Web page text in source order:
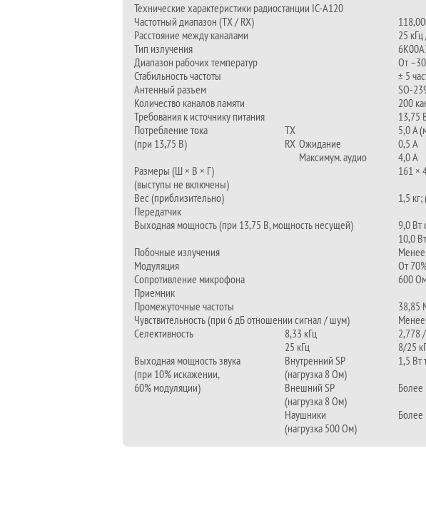
Технические характеристики радиостанции IC-A120
Частотный диапазон (TX / RX)
Расстояние между каналами
25
Тип излучения
Диапазон рабочих температур
От –30
Стабильность частоты
± 5
Антенный разъем
SO-
Количество каналов памяти
200
Требования к источнику питания
13,75
Потребление тока
(при 13,75 В)
TX
5,0 А
RX Ожидание
0,5 А
Максимум. аудио
4,0 А
Размеры (Ш × В × Г)
(выступы не включены)
161 ×
Вес (приблизительно)
1,5
Передатчик
Выходная мощность (при 13,75 В, мощность несущей)
9,0 Вт
10,0
Побочные излучения
Модуляция
От
Сопротивление микрофона
600
Приемник
Промежуточные частоты
38,85
Чувствительность (при 6 дБ отношении сигнал / шум)
Селективность
8,33 кГц
2,778
25 кГц
8/25
Выходная мощность звука
(при 10% искажении,
60% модуляции)
Внутренний SP
(нагрузка 8 Ом)
1,5 Вт
Внешний SP
(нагрузка 8 Ом)
Более
Наушники
(нагрузка 500 Ом)